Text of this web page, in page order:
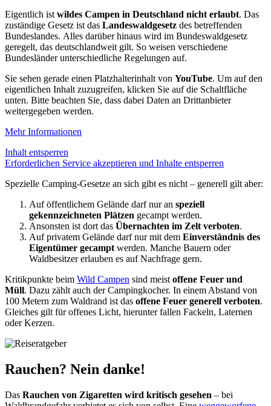
Eigentlich ist wildes Campen in Deutschland nicht erlaubt. Das
zuständige Gesetz ist das Landeswaldgesetz des betreffenden
Bundeslandes. Alles darüber hinaus wird im Bundeswaldgesetz
geregelt, das deutschlandweit gilt. So weisen verschiedene
Bundesländer unterschiedliche Regelungen auf.
Sie sehen gerade einen Platzhalterinhalt von YouTube. Um auf den
eigentlichen Inhalt zuzugreifen, klicken Sie auf die Schaltfläche
unten. Bitte beachten Sie, dass dabei Daten an Drittanbieter
weitergegeben werden.
Mehr Informationen
Inhalt entsperren
Erforderlichen Service akzeptieren und Inhalte entsperren
Spezielle Camping-Gesetze an sich gibt es nicht – generell gilt aber:
Auf öffentlichem Gelände darf nur an speziell
gekennzeichneten Plätzen gecampt werden.
Ansonsten ist dort das Übernachten im Zelt verboten.
Auf privatem Gelände darf nur mit dem Einverständnis des
Eigentümer gecampt werden. Manche Bauern oder
Waldbesitzer erlauben es auf Nachfrage gern.
Kritikpunkte beim Wild Campen sind meist offene Feuer und
Müll. Dazu zählt auch der Campingkocher. In einem Abstand von
100 Metern zum Waldrand ist das offene Feuer generell verboten.
Gleiches gilt für offenes Licht, hierunter fallen Fackeln, Laternen
oder Kerzen.
Rauchen? Nein danke!
Das Rauchen von Zigaretten wird kritisch gesehen – bei